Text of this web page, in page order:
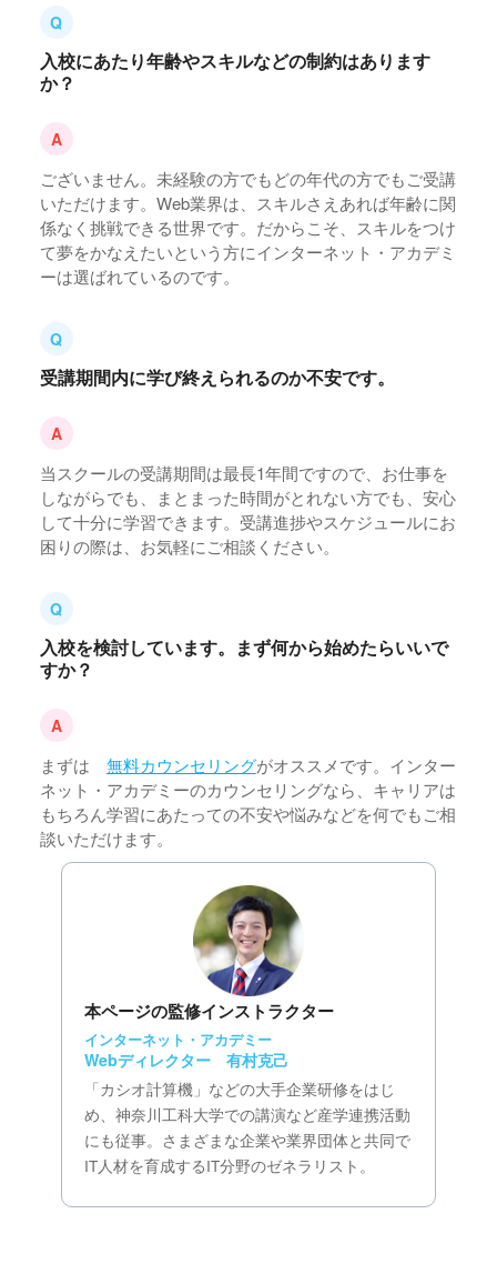
入校にあたり年齢やスキルなどの制約はあります
か？
ございません。未経験の方でもどの年代の方でもご受講
いただけます。Web業界は、スキルさえあれば年齢に関
係なく挑戦できる世界です。だからこそ、スキルをつけ
て夢をかなえたいという方にインターネット・アカデミ
ーは選ばれているのです。
受講期間内に学び終えられるのか不安です。
当スクールの受講期間は最長1年間ですので、お仕事を
しながらでも、まとまった時間がとれない方でも、安心
して十分に学習できます。受講進捗やスケジュールにお
困りの際は、お気軽にご相談ください。
入校を検討しています。まず何から始めたらいいで
すか？
まずは 無料カウンセリングがオススメです。インター
ネット・アカデミーのカウンセリングなら、キャリアは
もちろん学習にあたっての不安や悩みなどを何でもご相
談いただけます。
本ページの監修インストラクター
インターネット・アカデミー
Webディレクター 有村克己
「カシオ計算機」などの大手企業研修をはじ
め、神奈川工科大学での講演など産学連携活動
にも従事。さまざまな企業や業界団体と共同で
IT人材を育成するIT分野のゼネラリスト。